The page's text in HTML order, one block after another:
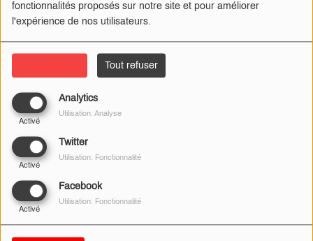
fonctionnalités proposés sur notre site et pour améliorer
l'expérience de nos utilisateurs.
Tout refuser
Analytics
Activé
Utilisation: Analyse
Twitter
Activé
Utilisation: Fonctionnalité
Facebook
Activé
Utilisation: Fonctionnalité